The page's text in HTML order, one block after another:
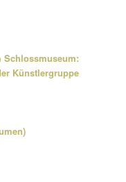
Künstlergruppe